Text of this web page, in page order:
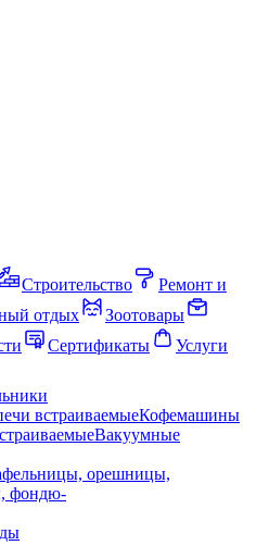
Строительство
Ремонт и
отдых
Зоотовары
Сертификаты
Услуги
встраиваемыеКофемашины
Вакуумные
орешницы,
фондю-